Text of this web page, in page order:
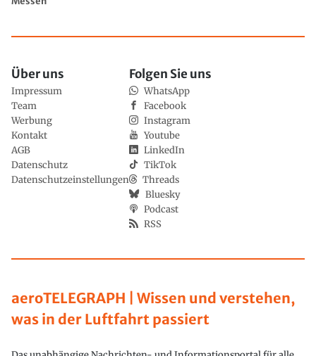
aeroTELEGRAPH | Wissen und verstehen,
was in der Luftfahrt passiert
Über uns
Impressum
Team
Werbung
Kontakt
AGB
Datenschutz
Datenschutzeinstellungen
Folgen Sie uns
WhatsApp
Facebook
Instagram
Youtube
LinkedIn
TikTok
Threads
Bluesky
Podcast
RSS